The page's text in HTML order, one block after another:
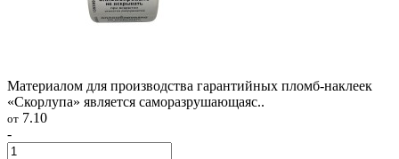
Материалом для производства гарантийных пломб-наклеек
«Скорлупа» является саморазрушающаяс..
от 7.10
-